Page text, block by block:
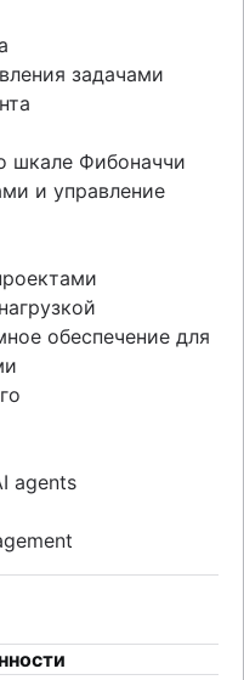
задачами
шкале Фибоначчи
и управление
обеспечение для
agents
продуктом?